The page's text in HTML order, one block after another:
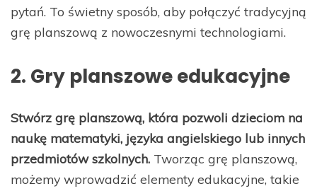
pytań. To świetny sposób, aby połączyć tradycyjną
grę planszową z nowoczesnymi technologiami.
2. Gry planszowe edukacyjne
Stwórz grę planszową, która pozwoli dzieciom na
naukę matematyki, języka angielskiego lub innych
przedmiotów szkolnych. Tworząc grę planszową,
możemy wprowadzić elementy edukacyjne, takie